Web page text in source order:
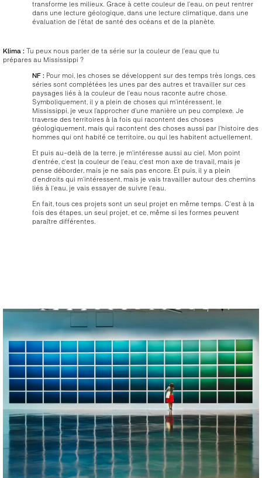
transforme les milieux. Grace à cette couleur de l’eau, on peut rentrer
dans une lecture géologique, dans une lecture climatique, dans une
évaluation de l’état de santé des océans et de la planète.
Klima : Tu peux nous parler de ta série sur la couleur de l’eau que tu
prépares au Mississippi ?
NF : Pour moi, les choses se développent sur des temps très longs, ces
séries sont complétées les unes par des autres et travailler sur ces
paysages liés à la couleur de l’eau nous raconte autre chose.
Symboliquement, il y a plein de choses qui m’intéressent, le
Mississippi, je veux l’approcher d’une manière un peu complexe. Je
traverse des territoires à la fois qui racontent des choses
géologiquement, mais qui racontent des choses aussi par l’histoire des
hommes qui ont habité ce territoire, ou qui les habitent actuellement.
Et puis au-delà de la terre, je m’intéresse aussi au ciel. Mon point
d’entrée, c’est la couleur de l’eau, c’est mon axe de travail, mais je
pense déborder, mais je ne sais pas encore. Et puis, il y a plein
d’endroits qui m’intéressent, mais je vais travailler autour des chemins
liés à l’eau, je vais essayer de suivre l’eau.
En fait, tous ces projets sont un seul projet en même temps. C’est à la
fois des étapes, un seul projet, et ce, même si les formes peuvent
paraître différentes.